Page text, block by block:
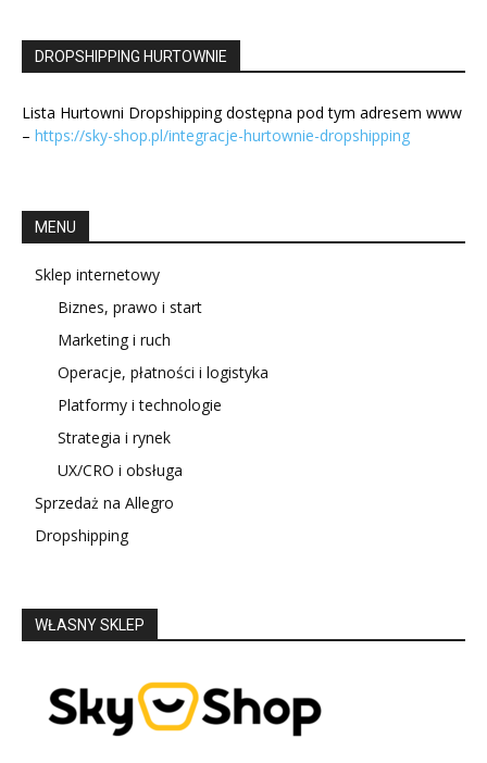
DROPSHIPPING HURTOWNIE
Lista Hurtowni Dropshipping dostępna pod tym adresem www
– https://sky-shop.pl/integracje-hurtownie-dropshipping
MENU
Sklep internetowy
Biznes, prawo i start
Marketing i ruch
Operacje, płatności i logistyka
Platformy i technologie
Strategia i rynek
UX/CRO i obsługa
Sprzedaż na Allegro
Dropshipping
WŁASNY SKLEP